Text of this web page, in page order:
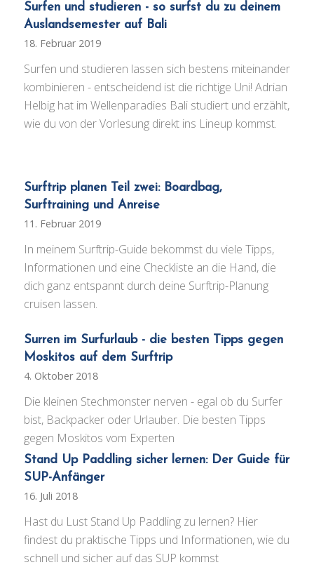
Surfen und studieren - so surfst du zu deinem
Auslandsemester auf Bali
18. Februar 2019
Surfen und studieren lassen sich bestens miteinander
kombinieren - entscheidend ist die richtige Uni! Adrian
Helbig hat im Wellenparadies Bali studiert und erzählt,
wie du von der Vorlesung direkt ins Lineup kommst.
Surftrip planen Teil zwei: Boardbag,
Surftraining und Anreise
11. Februar 2019
In meinem Surftrip-Guide bekommst du viele Tipps,
Informationen und eine Checkliste an die Hand, die
dich ganz entspannt durch deine Surftrip-Planung
cruisen lassen.
Surren im Surfurlaub - die besten Tipps gegen
Moskitos auf dem Surftrip
4. Oktober 2018
Die kleinen Stechmonster nerven - egal ob du Surfer
bist, Backpacker oder Urlauber. Die besten Tipps
gegen Moskitos vom Experten
Stand Up Paddling sicher lernen: Der Guide für
SUP-Anfänger
16. Juli 2018
Hast du Lust Stand Up Paddling zu lernen? Hier
findest du praktische Tipps und Informationen, wie du
schnell und sicher auf das SUP kommst